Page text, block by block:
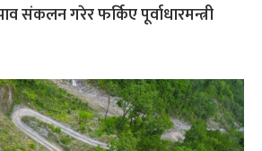
संकलन गरेर फर्किए पूर्वाधारमन्त्री